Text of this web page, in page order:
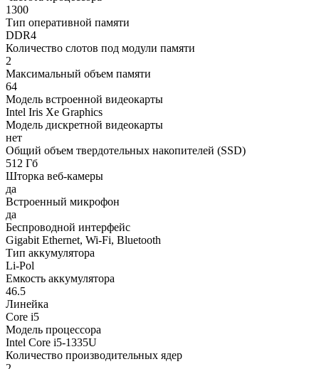
1300
Тип оперативной памяти
DDR4
Количество слотов под модули памяти
2
Максимальный объем памяти
64
Модель встроенной видеокарты
Intel Iris Xe Graphics
Модель дискретной видеокарты
нет
Общий объем твердотельных накопителей (SSD)
512 Гб
Шторка веб-камеры
да
Встроенный микрофон
да
Беспроводной интерфейс
Gigabit Ethernet, Wi-Fi, Bluetooth
Тип аккумулятора
Li-Pol
Емкость аккумулятора
46.5
Линейка
Core i5
Модель процессора
Intel Core i5-1335U
Количество производительных ядер